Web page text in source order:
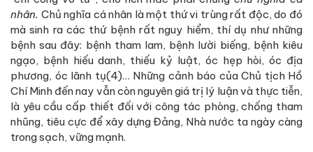
nhân. Chủ nghĩa cá nhân là một thứ vi trùng rất độc, do đó
mà sinh ra các thứ bệnh rất nguy hiểm, thí dụ như những
bệnh sau đây: bệnh tham lam, bệnh lười biếng, bệnh kiêu
ngạo, bệnh hiếu danh, thiếu kỷ luật, óc hẹp hòi, óc địa
phương, óc lãnh tụ(4)… Những cảnh báo của Chủ tịch Hồ
Chí Minh đến nay vẫn còn nguyên giá trị lý luận và thực tiễn,
là yêu cầu cấp thiết đối với công tác phòng, chống tham
nhũng, tiêu cực để xây dựng Đảng, Nhà nước ta ngày càng
trong sạch, vững mạnh.